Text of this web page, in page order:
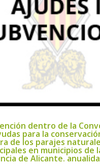
dentro de la
para la
de los parajes
en municipios de
de Alicante.